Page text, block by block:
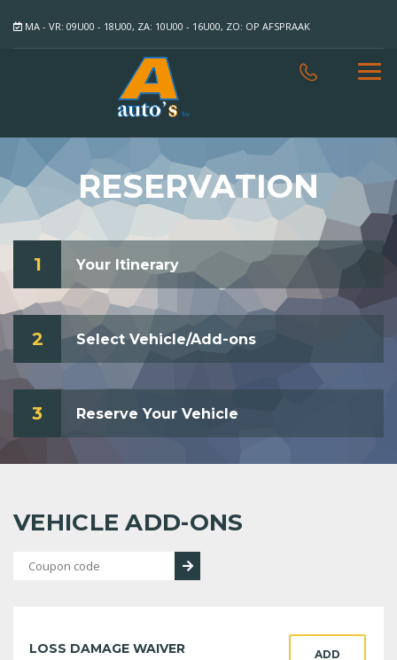
MA - VR: 09U00 - 18U00, ZA: 10U00 - 16U00, ZO: OP AFSPRAAK
RESERVATION
1 Your Itinerary
2 Select Vehicle/Add-ons
3 Reserve Your Vehicle
VEHICLE ADD-ONS
LOSS DAMAGE WAIVER ADD